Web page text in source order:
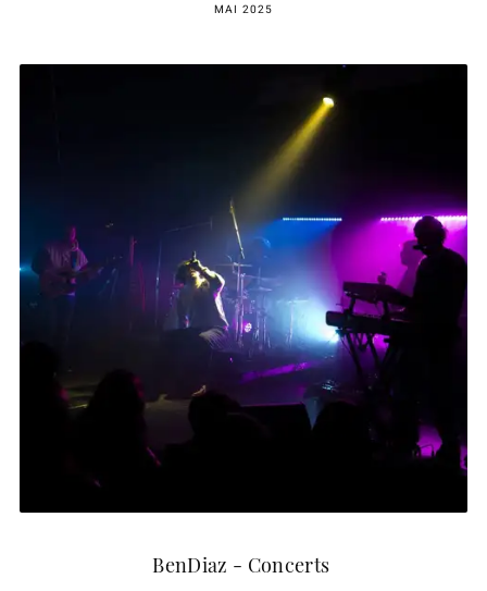
MAI 2025
BenDiaz - Concerts